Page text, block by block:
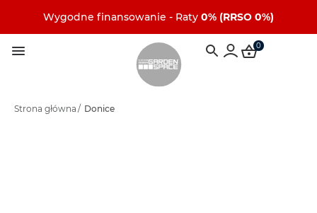
Wygodne finansowanie - Raty 0% (RRSO 0%)
0
Strona główna / Donice